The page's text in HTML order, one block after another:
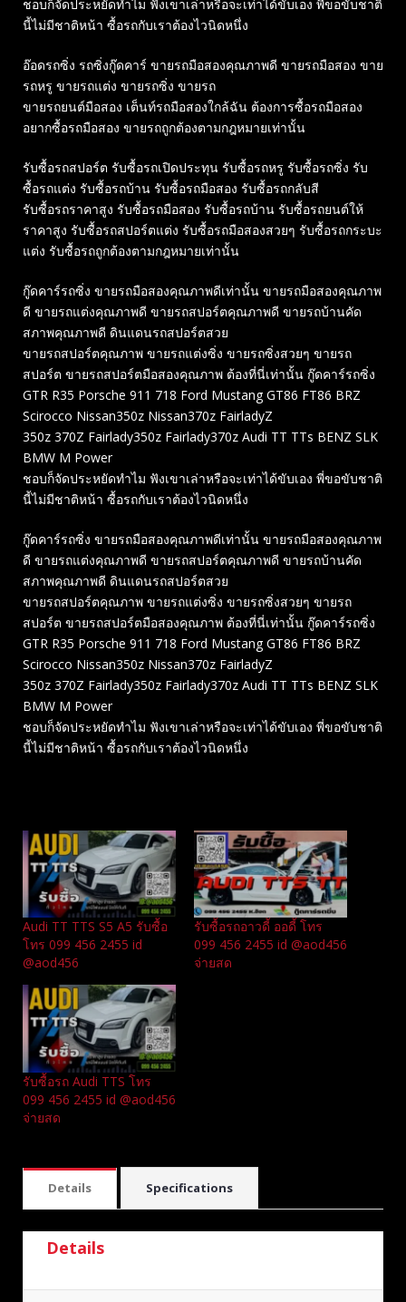
ชอบก็จัดประหยัดทำไม ฟังเขาเล่าหรือจะเท่าได้ขับเอง พี่ขอขับชาติ
นี้ไม่มีชาติหน้า ซื้อรถกับเราต้องไวนิดหนึ่ง
อ๊อดรถซิ่ง รถซิ่งกู๊ดคาร์ ขายรถมือสองคุณภาพดี ขายรถมือสอง ขาย
รถหรู ขายรถแต่ง ขายรถซิ่ง ขายรถ
ขายรถยนต์มือสอง เต็นท์รถมือสองใกล้ฉัน ต้องการซื้อรถมือสอง
อยากซื้อรถมือสอง ขายรถถูกต้องตามกฎหมายเท่านั้น
รับซื้อรถสปอร์ต รับซื้อรถเปิดประทุน รับซื้อรถหรู รับซื้อรถซิ่ง รับ
ซื้อรถแต่ง รับซื้อรถบ้าน รับซื้อรถมือสอง รับซื้อรถกลับสี
รับซื้อรถราคาสูง รับซื้อรถมือสอง รับซื้อรถบ้าน รับซื้อรถยนต์ให้
ราคาสูง รับซื้อรถสปอร์ตแต่ง รับซื้อรถมือสองสวยๆ รับซื้อรถกระบะ
แต่ง รับซื้อรถถูกต้องตามกฎหมายเท่านั้น
กู๊ดคาร์รถซิ่ง ขายรถมือสองคุณภาพดีเท่านั้น ขายรถมือสองคุณภาพ
ดี ขายรถแต่งคุณภาพดี ขายรถสปอร์ตคุณภาพดี ขายรถบ้านคัด
สภาพคุณภาพดี ดินแดนรถสปอร์ตสวย
ขายรถสปอร์ตคุณภาพ ขายรถแต่งซิ่ง ขายรถซิ่งสวยๆ ขายรถ
สปอร์ต ขายรถสปอร์ตมือสองคุณภาพ ต้องที่นี่เท่านั้น กู๊ดคาร์รถซิ่ง
GTR R35 Porsche 911 718 Ford Mustang GT86 FT86 BRZ
Scirocco Nissan350z Nissan370z FairladyZ
350z 370Z Fairlady350z Fairlady370z Audi TT TTs BENZ SLK
BMW M Power
ชอบก็จัดประหยัดทำไม ฟังเขาเล่าหรือจะเท่าได้ขับเอง พี่ขอขับชาติ
นี้ไม่มีชาติหน้า ซื้อรถกับเราต้องไวนิดหนึ่ง
กู๊ดคาร์รถซิ่ง ขายรถมือสองคุณภาพดีเท่านั้น ขายรถมือสองคุณภาพ
ดี ขายรถแต่งคุณภาพดี ขายรถสปอร์ตคุณภาพดี ขายรถบ้านคัด
สภาพคุณภาพดี ดินแดนรถสปอร์ตสวย
ขายรถสปอร์ตคุณภาพ ขายรถแต่งซิ่ง ขายรถซิ่งสวยๆ ขายรถ
สปอร์ต ขายรถสปอร์ตมือสองคุณภาพ ต้องที่นี่เท่านั้น กู๊ดคาร์รถซิ่ง
GTR R35 Porsche 911 718 Ford Mustang GT86 FT86 BRZ
Scirocco Nissan350z Nissan370z FairladyZ
350z 370Z Fairlady350z Fairlady370z Audi TT TTs BENZ SLK
BMW M Power
ชอบก็จัดประหยัดทำไม ฟังเขาเล่าหรือจะเท่าได้ขับเอง พี่ขอขับชาติ
นี้ไม่มีชาติหน้า ซื้อรถกับเราต้องไวนิดหนึ่ง
Audi TT TTS S5 A5 รับซื้อ
โทร 099 456 2455 id
@aod456
รับซื้อรถอาวดี้ ออดี้ โทร
099 456 2455 id @aod456
จ่ายสด
รับซื้อรถ Audi TTS โทร
099 456 2455 id @aod456
จ่ายสด
Details Specifications
Details